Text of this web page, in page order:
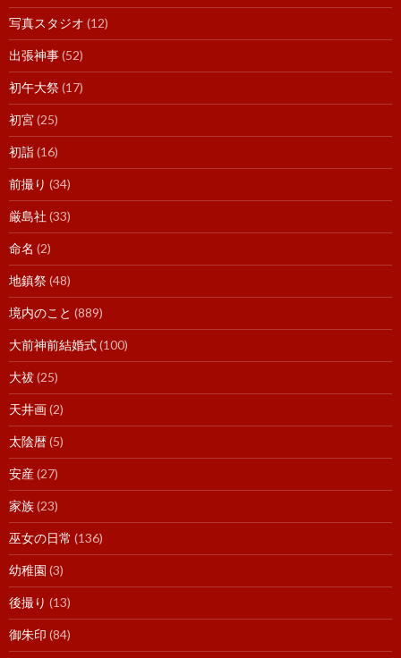
写真スタジオ (12)
出張神事(52)
初午大祭(17)
初宮(25)
初詣(16)
前撮り (34)
厳島社 (33)
命名 (2)
地鎮祭(48)
境内のこと (889)
大前神前結婚式(100)
大祓(25)
天井画(2)
太陰暦(5)
安産(27)
家族(23)
巫女の日常 (136)
幼稚園 (3)
後撮り (13)
御朱印 (84)